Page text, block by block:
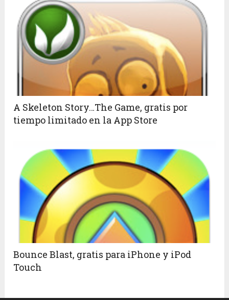
A Skeleton Story…The Game, gratis por
tiempo limitado en la App Store
Bounce Blast, gratis para iPhone y iPod
Touch